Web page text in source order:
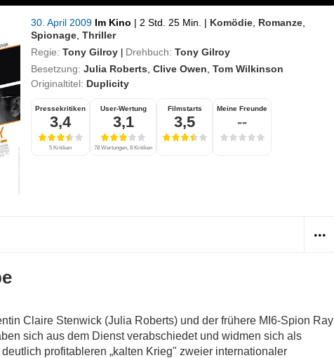
30. April 2009 Im Kino | 2 Std. 25 Min. | Komödie Romanze
Spionage Thriller
Regie: Tony Gilroy | Drehbuch: Tony Gilroy
Besetzung: Julia Roberts Clive Owen Tom Wilkinson
Originaltitel: Duplicity
Pressekritiken
3,4
5 Kritiken
User-Wertung
3,1
78 Wertungen, 8 Kritiken
Filmstarts
3,5
Meine Freunde
--
Claire Stenwick (Julia Roberts) und der frühere MI6-Spion Ray
sich aus dem Dienst verabschiedet und widmen sich als
profitableren „kalten Krieg" zweier internationaler